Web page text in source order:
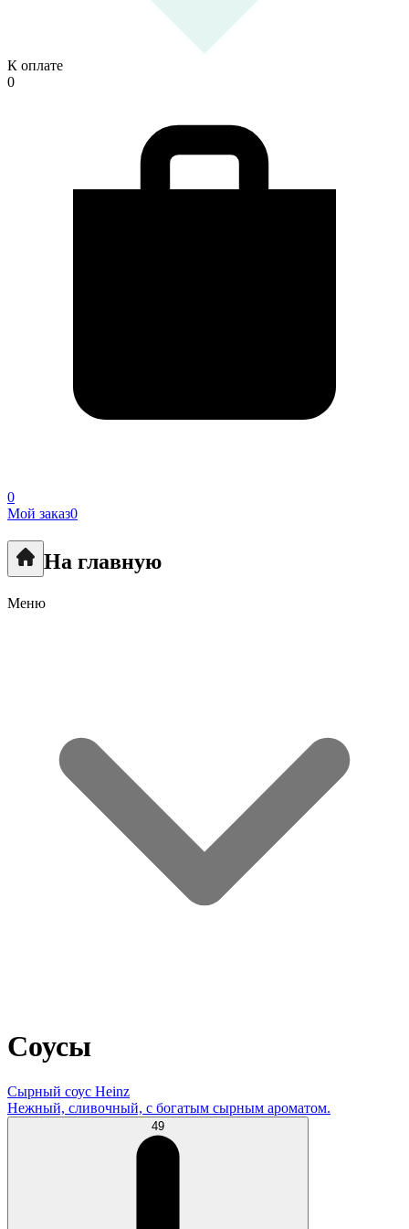
К оплате
0
0
Мой заказ0
На главную
Меню
Соусы
Сырный соус Heinz
Нежный, сливочный, с богатым сырным ароматом.
49